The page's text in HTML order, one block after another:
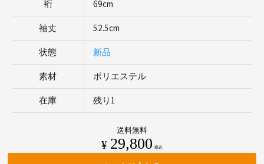
裄 69cm
袖丈 52.5cm
状態 新品
素材 ポリエステル
在庫 残り1
送料無料
¥ 29,800 税込